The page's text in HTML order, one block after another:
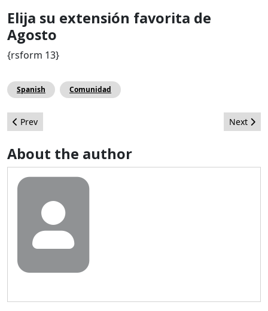
Elija su extensión favorita de
Agosto
{rsform 13}
Spanish Comunidad
Previous article: Joomla en las Administraciones locales
Prev Next
Next
About the author